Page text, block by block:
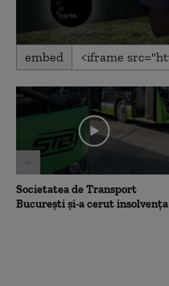
0
seconds
4
minutes,
24
seconds
embed
Societatea de Transport
București și-a cerut insolvența